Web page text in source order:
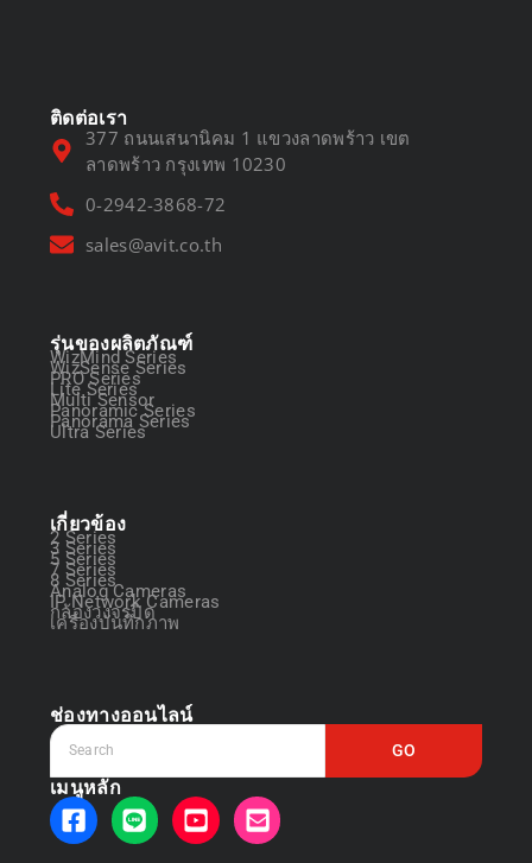
ติดต่อเรา
377 ถนนเสนานิคม 1 แขวงลาดพร้าว เขต
ลาดพร้าว กรุงเทพ 10230
0-2942-3868-72
sales@avit.co.th
รุ่นของผลิตภัณฑ์
WizMind Series
WizSense Series
PRO Series
Lite Series
Multi Sensor
Panoramic Series
Panorama Series
Ultra Series
เกี่ยวข้อง
2 Series
3 Series
5 Series
7 Series
8 Series
Analog Cameras
IP Network Cameras
กล้องวงจรปิด
เครื่องบันทึกภาพ
ช่องทางออนไลน์
GO
เมนูหลัก